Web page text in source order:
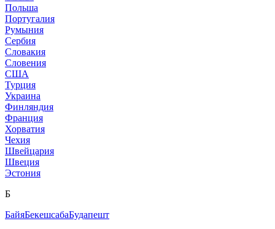
Польша
Португалия
Румыния
Сербия
Словакия
Словения
США
Турция
Украина
Финляндия
Франция
Хорватия
Чехия
Швейцария
Швеция
Эстония
Б
БайяБекешсабаБудапешт